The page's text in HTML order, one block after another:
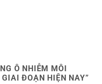
Ô NHIỄM MÔI
GIAI ĐOẠN HIỆN NAY”